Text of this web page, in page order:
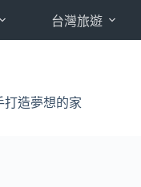
台灣旅遊
打造夢想的家